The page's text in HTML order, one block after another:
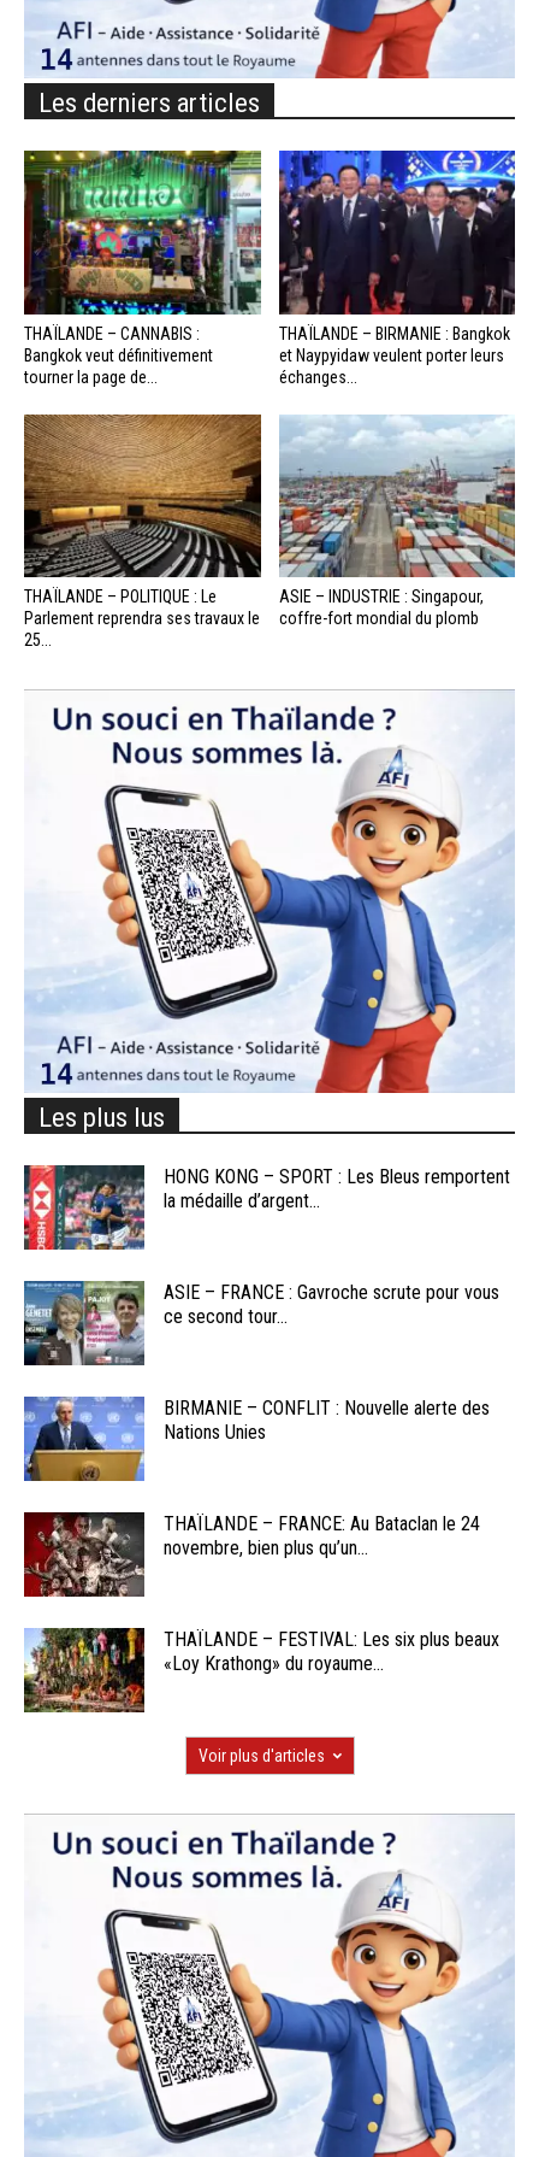
Les derniers articles
THAÏLANDE – CANNABIS :
Bangkok veut définitivement
tourner la page de...
THAÏLANDE – BIRMANIE : Bangkok
et Naypyidaw veulent porter leurs
échanges...
THAÏLANDE – POLITIQUE : Le
Parlement reprendra ses travaux le
25...
ASIE – INDUSTRIE : Singapour,
coffre-fort mondial du plomb
Les plus lus
HONG KONG – SPORT : Les Bleus remportent
la médaille d’argent...
ASIE – FRANCE : Gavroche scrute pour vous
ce second tour...
BIRMANIE – CONFLIT : Nouvelle alerte des
Nations Unies
THAÏLANDE – FRANCE: Au Bataclan le 24
novembre, bien plus qu’un...
THAÏLANDE – FESTIVAL: Les six plus beaux
«Loy Krathong» du royaume...
Voir plus d'articles